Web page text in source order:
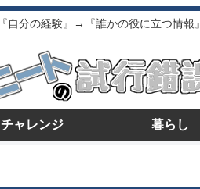
『自分の経験』→『誰かの役に立つ情報』
チャレンジ 暮らし